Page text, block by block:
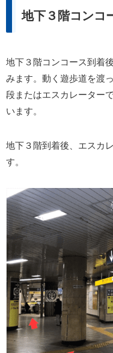
地下３階コンコ
地下３階コンコース到着
みます。動く遊歩道を渡
段またはエスカレーター
います。
地下３階到着後、エスカ
す。